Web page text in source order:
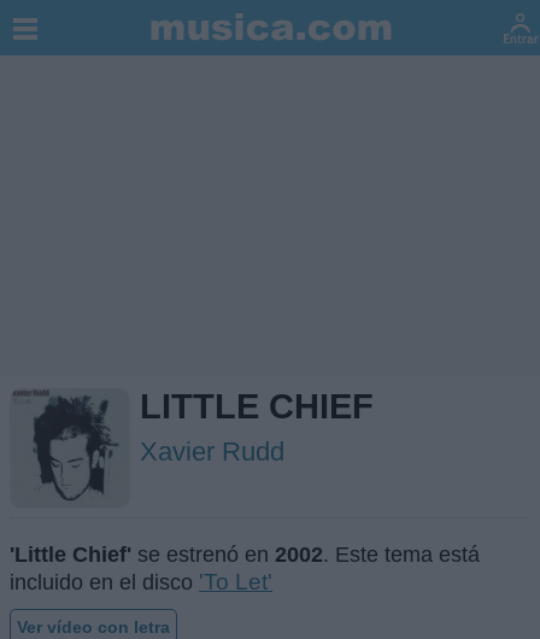
LITTLE CHIEF
Xavier Rudd
'Little Chief' se estrenó en 2002. Este tema está
incluido en el disco 'To Let'
Ver vídeo con letra